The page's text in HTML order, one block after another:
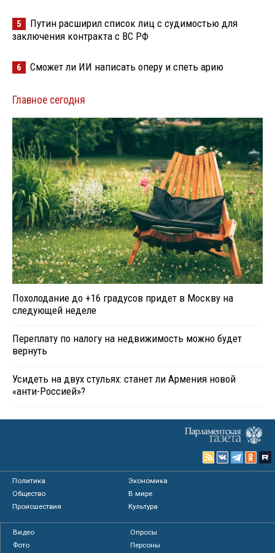
5
Путин расширил список лиц с судимостью для
заключения контракта с ВС РФ
6 Сможет ли ИИ написать оперу и спеть арию
Главное сегодня
Похолодание до +16 градусов придет в Москву на
следующей неделе
Переплату по налогу на недвижимость можно будет
вернуть
Усидеть на двух стульях: станет ли Армения новой
«анти-Россией»?
Политика
Экономика
Общество
В мире
Происшествия
Культура
Видео
Опросы
Фото
Персоны